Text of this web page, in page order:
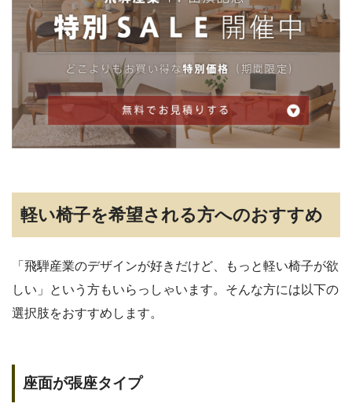
軽い椅子を希望される方へのおすすめ
「飛騨産業のデザインが好きだけど、もっと軽い椅子が欲
しい」という方もいらっしゃいます。そんな方には以下の
選択肢をおすすめします。
座面が張座タイプ